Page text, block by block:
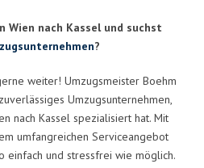
Wien nach Kassel und suchst
?
weiter! Umzugsmeister Boehm
Umzugsunternehmen,
nach Kassel spezialisiert hat. Mit
umfangreichen Serviceangebot
einfach und stressfrei wie möglich.